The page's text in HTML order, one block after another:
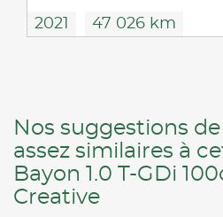
2021 47 026 km
Nos suggestions
assez similaires à
Bayon 1.0 T-GDi
Creative